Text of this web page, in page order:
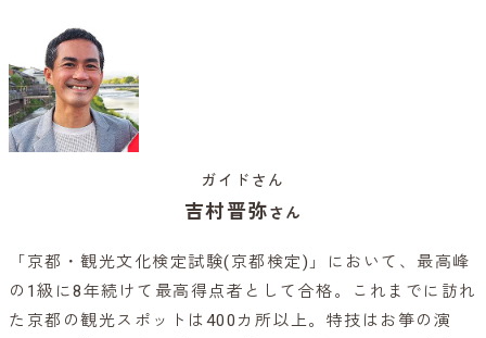
ガイドさん
吉村晋弥さん
「京都・観光文化検定試験(京都検定)」において、最高峰
の1級に8年続けて最高得点者として合格。これまでに訪れ
た京都の観光スポットは400カ所以上。特技はお箏の演